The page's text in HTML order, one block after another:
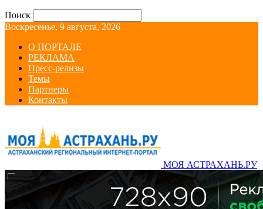
Поиск
Воскресенье, 9 августа, 2026
О ПОРТАЛЕ
РЕКЛАМА
Пресс-релизы
Темы
Партнеры
Контакты
МОЯ АСТРАХАНЬ.РУ